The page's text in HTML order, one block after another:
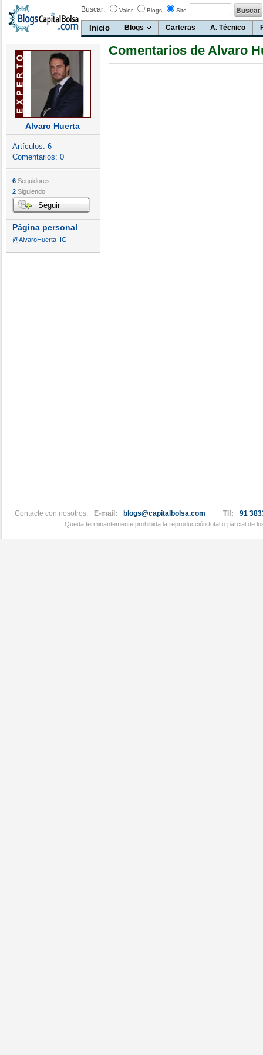
Buscar: Valor Blogs Site
Inicio Blogs Carteras A. Técnico
Alvaro Huerta
Artículos: 6
Comentarios: 0
6 Seguidores
2 Siguiendo
Seguir
Página personal
@AlvaroHuerta_IG
Comentarios de Alvaro
Contacte con nosotros: E-mail: blogs@capitalbolsa.com Tlf: 91
Queda terminantemente prohibida la reproducción total o parcial de